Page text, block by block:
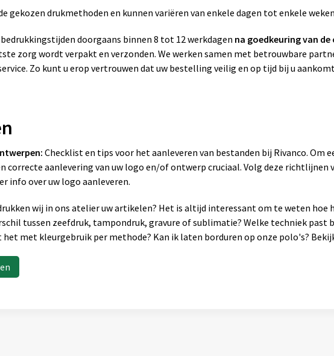
gekozen drukmethoden en kunnen variëren van enkele dagen tot enkele
doorgaans binnen 8 tot 12 werkdagen na goedkeuring van de
zorg wordt verpakt en verzonden. We werken samen met betrouwbare
Zo kunt u erop vertrouwen dat uw bestelling veilig en op tijd bij u
Checklist en tips voor het aanleveren van bestanden bij Rivanco.
correcte aanlevering van uw logo en/of ontwerp cruciaal. Volg deze richtlijnen
info over uw logo aanleveren.
wij in ons atelier uw artikelen? Het is altijd interessant om te weten hoe
tussen zeefdruk, tampondruk, gravure of sublimatie? Welke techniek past
met kleurgebruik per methode? Kan ik laten borduren op onze polo's?